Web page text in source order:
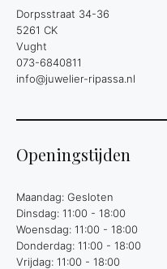
Dorpsstraat 34-36
5261 CK
Vught
073-6840811
info@juwelier-ripassa.nl
Openingstijden
Maandag: Gesloten
Dinsdag: 11:00 - 18:00
Woensdag: 11:00 - 18:00
Donderdag: 11:00 - 18:00
Vrijdag: 11:00 - 18:00